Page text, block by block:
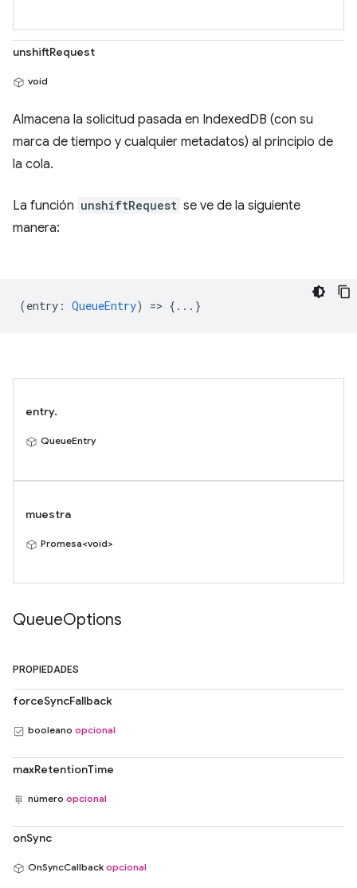
unshiftRequest
void
Almacena la solicitud pasada en IndexedDB (con su
marca de tiempo y cualquier metadatos) al principio de
la cola.
La función unshiftRequest se ve de la siguiente
manera:
(entry : QueueEntry) => {...}
entry.
QueueEntry
muestra
Promesa<void>
QueueOptions
PROPIEDADES
forceSyncFallback
booleano opcional
maxRetentionTime
número opcional
onSync
OnSyncCallback opcional